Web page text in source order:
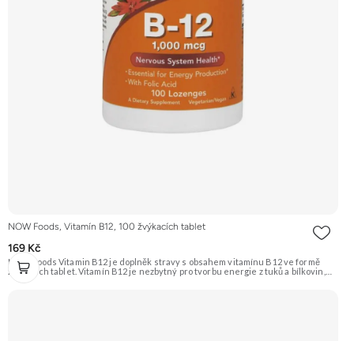
NOW Foods, Vitamín B12, 100 žvýkacích tablet
169 Kč
NOW Foods Vitamin B12 je doplněk stravy s obsahem vitamínu B12 ve formě
žvýkacích tablet. Vitamín B12 je nezbytný pro tvorbu energie z tuků a bílkovin,